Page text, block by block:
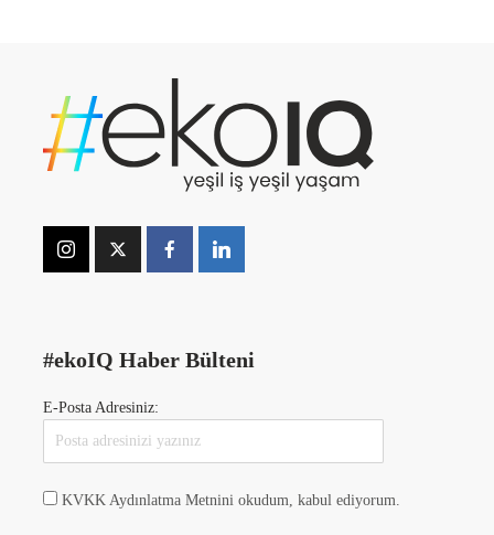
#ekoIQ Haber Bülteni
E-Posta Adresiniz:
KVKK Aydınlatma Metnini okudum, kabul ediyorum.